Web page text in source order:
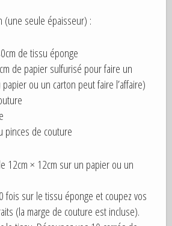
(une seule épaisseur) :
de tissu éponge
de papier sulfurisé pour faire un
ou un carton peut faire l’affaire)
pinces de couture
12cm × 12cm sur un papier ou un
fois sur le tissu éponge et coupez vos
(la marge de couture est incluse).